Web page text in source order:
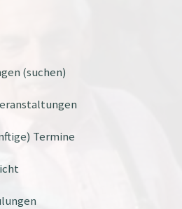
(suchen)
Termine